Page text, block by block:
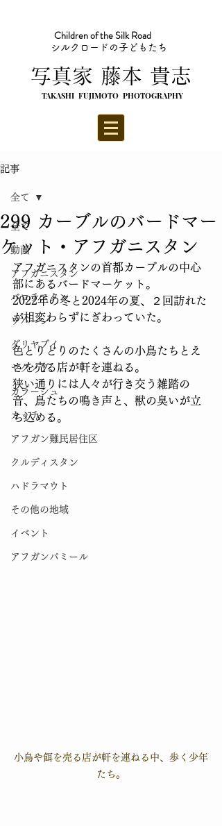
​写真家 藤本 貴志
TAKASHI FUJIMOTO PHOTOGRAPHY
Children of the Silk Road
シルクロードの子どもたち
記事
全て
動画
アフガニスタン
バロチスタン
ワハーン
ダリヤブイ
ヤグノブ
カラーシュ
カッチ
アフガン難民居住区
クルディスタン
ハドラマウト
その他の地域
イベント
アフガンパミール
全て
299 カーブルのバードマー
ケット・アフガニスタン
アフガニスタンの首都カーブルの中心
部にあるバードマーケット。
2022年の冬と2024年の夏、２回訪れた
が相変わらずにぎわっていた。
色とりどりのたくさんの小鳥たちとえ
さを売る店が軒を連ねる。
狭い通りには人々が行き交う雑踏の
音、鳥たちの鳴き声と、獣の臭いが立
ち込める。
小鳥や餌を売る店が軒を連ねる中、歩く少年
たち。